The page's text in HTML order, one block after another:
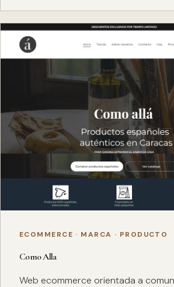
ECOMMERCE · MARCA · PRODUCTO
Como Alla
Web ecommerce orientada a